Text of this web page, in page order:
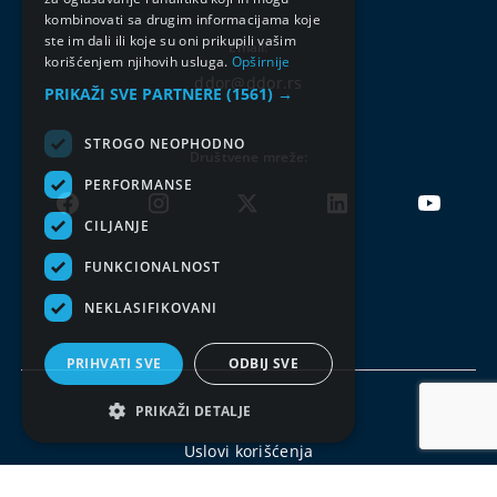
Email:
ddor@ddor.rs
Uslovi korišćenja
kombinovati sa drugim informacijama koje
ste im dali ili koje su oni prikupili vašim
korišćenjem njihovih usluga. Opširnije
PRIKAŽI SVE PARTNERE (1561) →
STROGO NEOPHODNO
PERFORMANSE
CILJANJE
FUNKCIONALNOST
NEKLASIFIKOVANI
PRIHVATI SVE ODBIJ SVE
PRIKAŽI DETALJE